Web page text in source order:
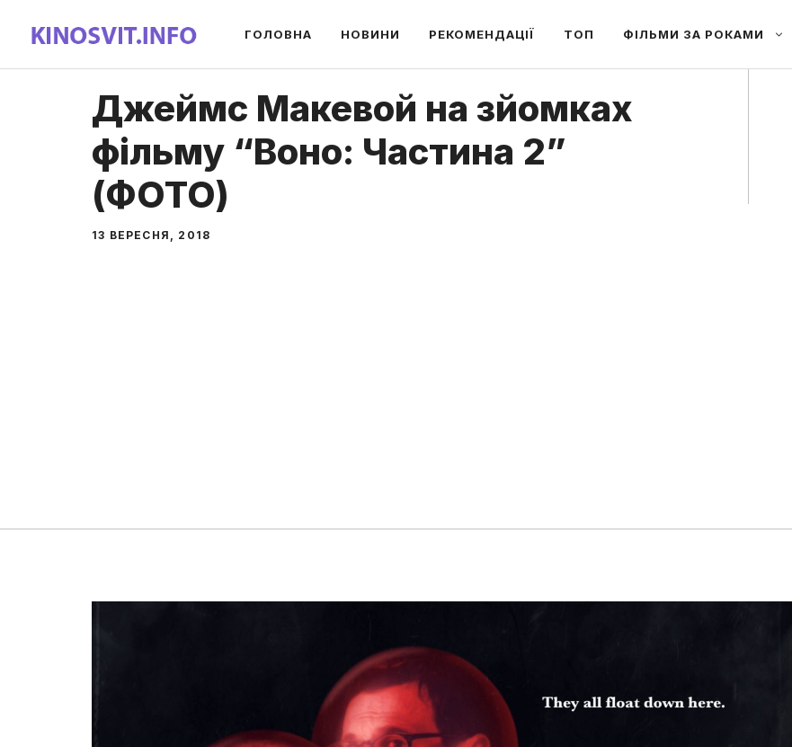
вмісту
ГОЛОВНА НОВИНИ РЕКОМЕНДАЦІЇ ТОП ФІЛЬМИ ЗА РОКАМИ
Джеймс Макевой на зйомках
фільму “Воно: Частина 2”
(ФОТО)
13 ВЕРЕСНЯ, 2018